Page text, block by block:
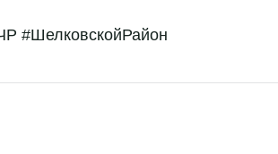
#ШелковскойРайон